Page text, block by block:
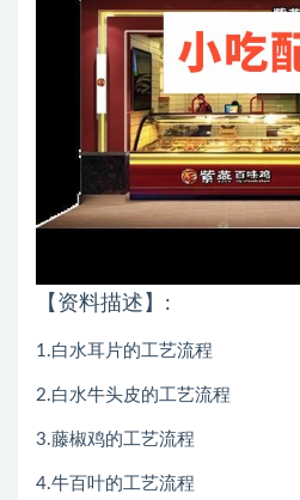
【资料描述】:
1.白水耳片的工艺流程
2.白水牛头皮的工艺流程
3.藤椒鸡的工艺流程
4.牛百叶的工艺流程